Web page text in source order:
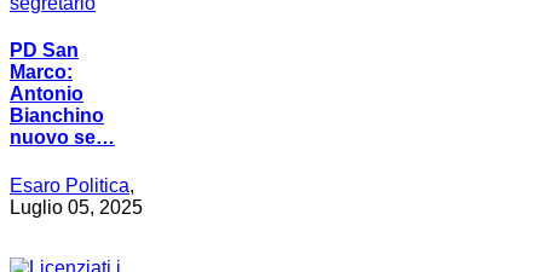
PD San
Marco:
Antonio
Bianchino
nuovo se…
Esaro Politica,
Luglio 05, 2025